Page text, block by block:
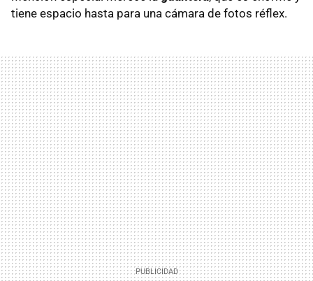
tiene espacio hasta para una cámara de fotos réflex.